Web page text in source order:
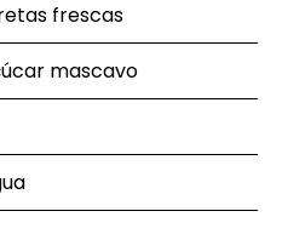
frescas
mascavo